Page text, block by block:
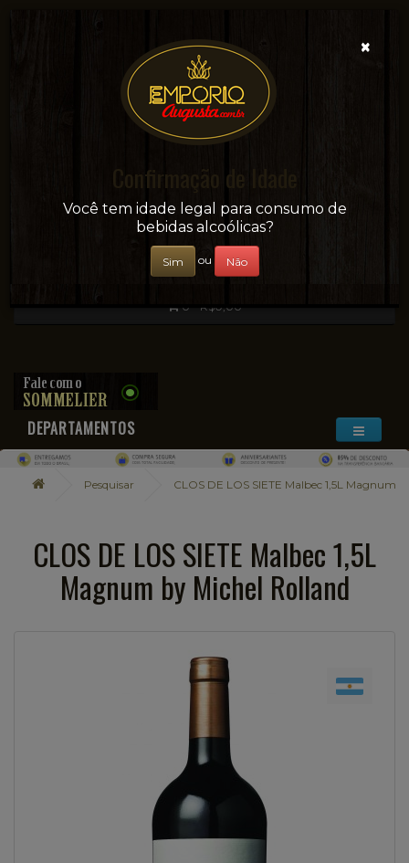
Sua conveniência e adega on-line!
0 - R$0,00
DEPARTAMENTOS
Pesquisar CLOS DE LOS SIETE Malbec 1,5L Magnum
CLOS DE LOS SIETE Malbec 1,5L
Magnum by Michel Rolland
×
Confirmação de Idade
Você tem idade legal para consumo de
bebidas alcoólicas?
Sim ou Não